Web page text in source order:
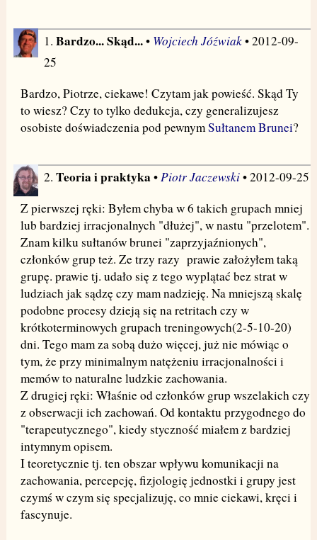
1. Bardzo... Skąd...• Wojciech Jóźwiak• 2012-09-
25
Bardzo, Piotrze, ciekawe! Czytam jak powieść. Skąd Ty
to wiesz? Czy to tylko dedukcja, czy generalizujesz
osobiste doświadczenia pod pewnymSułtanem Brunei?
2. Teoria i praktyka •Piotr Jaczewski• 2012-09-25
Z pierwszej ręki: Byłem chyba w 6 takich grupach mniej
lub bardziej irracjonalnych "dłużej", w nastu "przelotem".
Znam kilku sułtanów brunei "zaprzyjaźnionych",
członków grup też. Ze trzy razy prawie założyłem taką
grupę. prawie tj. udało się z tego wyplątać bez strat w
ludziach jak sądzę czy mam nadzieję. Na mniejszą skalę
podobne procesy dzieją się na retritach czy w
krótkoterminowych grupach treningowych(2-5-10-20)
dni. Tego mam za sobą dużo więcej, już nie mówiąc o
tym, że przy minimalnym natężeniu irracjonalności i
memów to naturalne ludzkie zachowania.
Z drugiej ręki: Właśnie od członków grup wszelakich czy
z obserwacji ich zachowań. Od kontaktu przygodnego do
"terapeutycznego", kiedy styczność miałem z bardziej
intymnym opisem.
I teoretycznie tj. ten obszar wpływu komunikacji na
zachowania, percepcję, fizjologię jednostki i grupy jest
czymś w czym się specjalizuję, co mnie ciekawi, kręci i
fascynuje.